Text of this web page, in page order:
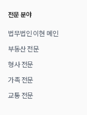
전문 분야
법무법인 이현 메인
부동산 전문
형사 전문
가족 전문
교통 전문